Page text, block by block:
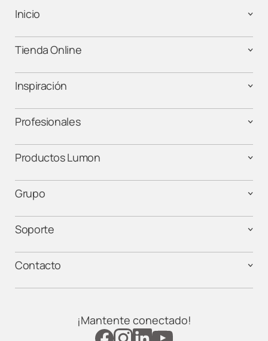
Inicio
Tienda Online
Inspiración
Profesionales
Productos Lumon
Grupo
Soporte
Contacto
¡Mantente conectado!